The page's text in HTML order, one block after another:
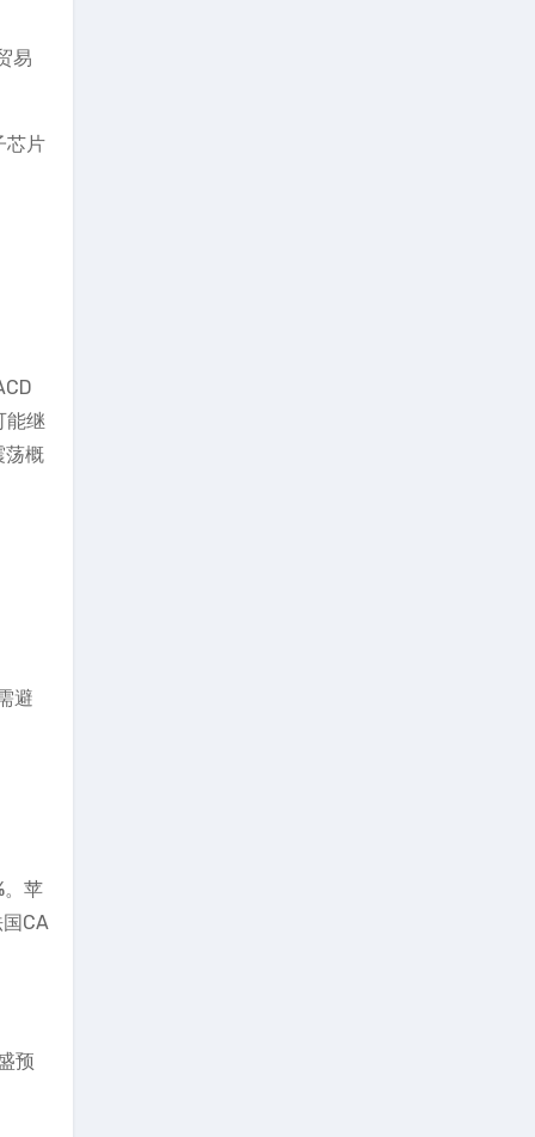
易
芯片
能继
荡概
避
。苹
CA
预